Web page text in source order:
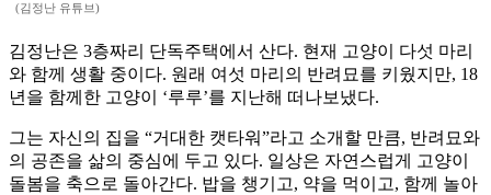
(김정난 유튜브)
김정난은 3층짜리 단독주택에서 산다. 현재 고양이 다섯 마리
와 함께 생활 중이다. 원래 여섯 마리의 반려묘를 키웠지만, 18
년을 함께한 고양이 ‘루루’를 지난해 떠나보냈다.
그는 자신의 집을 “거대한 캣타워”라고 소개할 만큼, 반려묘와
의 공존을 삶의 중심에 두고 있다. 일상은 자연스럽게 고양이
돌봄을 축으로 돌아간다. 밥을 챙기고, 약을 먹이고, 함께 놀아